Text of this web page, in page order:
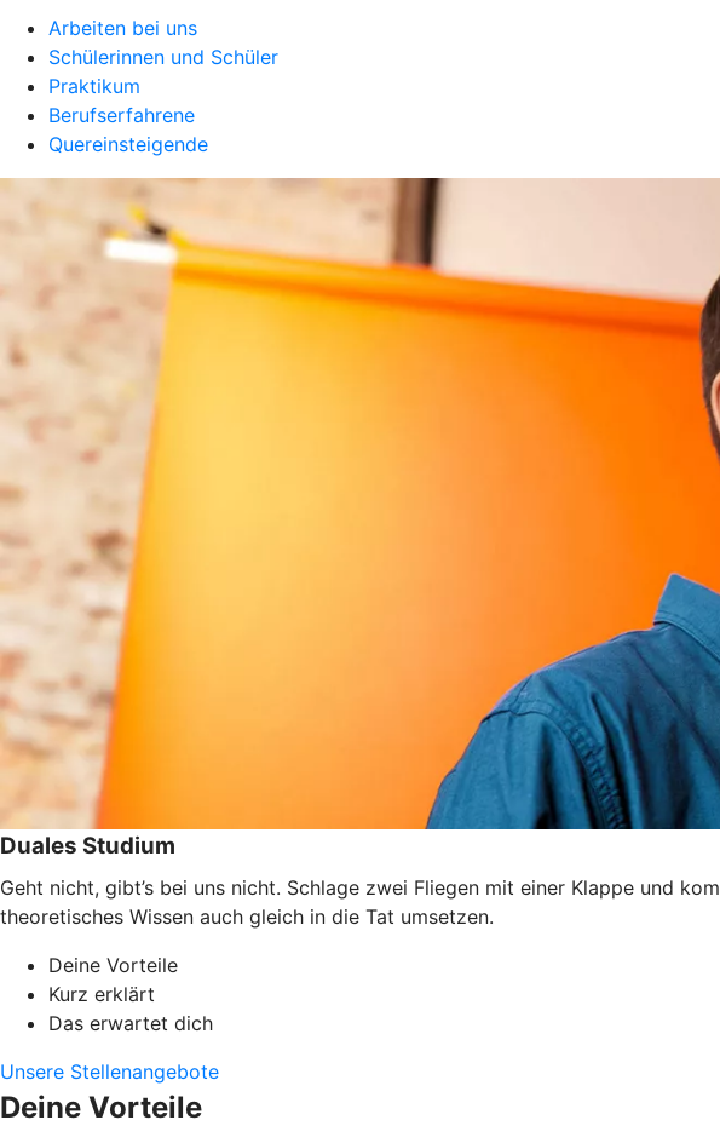
Arbeiten bei uns
Schülerinnen und Schüler
Praktikum
Berufserfahrene
Quereinsteigende
Duales Studium
Geht nicht, gibt’s bei uns nicht. Schlage zwei Fliegen mit einer Klappe und
theoretisches Wissen auch gleich in die Tat umsetzen.
Deine Vorteile
Kurz erklärt
Das erwartet dich
Unsere Stellenangebote
Deine Vorteile